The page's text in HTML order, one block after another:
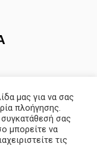
μας για να σας
πλοήγησης.
σας
μπορείτε να
τις